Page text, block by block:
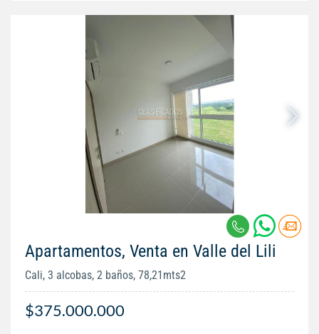
Apartamentos, Venta en Valle del Lili
Cali, 3 alcobas, 2 baños, 78,21mts2
$375.000.000